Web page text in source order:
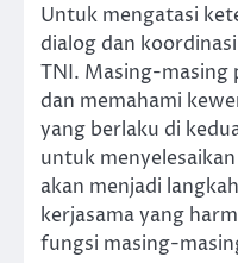
Untuk mengatasi
dialog dan
TNI. Masing-masing
dan memahami
yang berlaku di
untuk
akan menjadi
kerjasama yang
fungsi masing-